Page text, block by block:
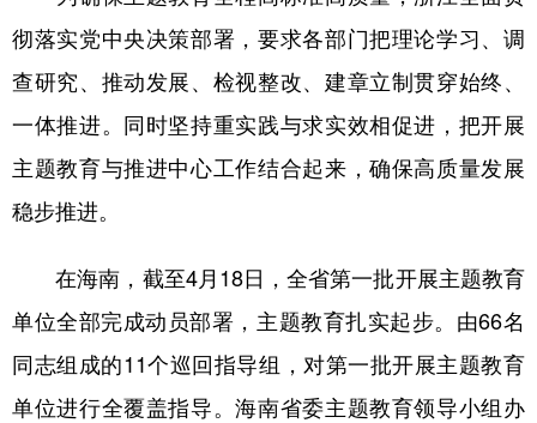
浙江 安徽 福建 江西
山东 河南 湖北 湖南
广东 广西 海南 重庆
四川 云南 西藏
新疆 内蒙古 黑龙江
多语种频道
彻落实党中央决策部署，要求各部门把理论学习、调
查研究、推动发展、检视整改、建章立制贯穿始终、
一体推进。同时坚持重实践与求实效相促进，把开展
主题教育与推进中心工作结合起来，确保高质量发展
稳步推进。
在海南，截至4月18日，全省第一批开展主题教育
单位全部完成动员部署，主题教育扎实起步。由66名
同志组成的11个巡回指导组，对第一批开展主题教育
单位进行全覆盖指导。海南省委主题教育领导小组办